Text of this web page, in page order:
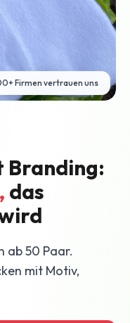
Branding:
das
ab 50 Paar.
mit Motiv,
Firmen vertrauen uns